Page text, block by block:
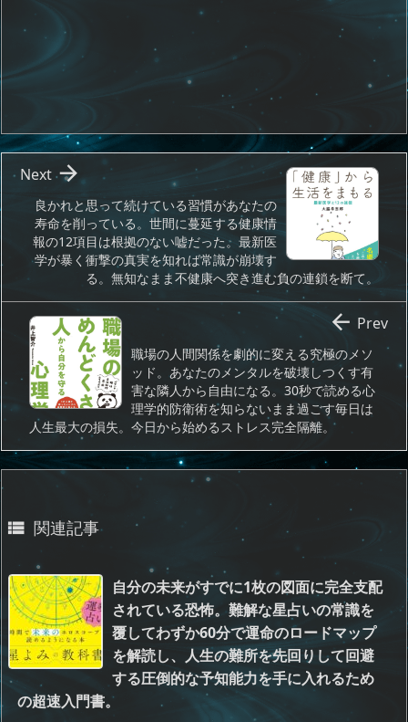
良かれと思って続けている習慣があなたの
寿命を削っている。世間に蔓延する健康情
報の12項目は根拠のない嘘だった。最新医
学が暴く衝撃の真実を知れば常識が崩壊す
る。無知なまま不健康へ突き進む負の連鎖を断て。

Next
職場の人間関係を劇的に変える究極のメソ
ッド。あなたのメンタルを破壊しつくす有
害な隣人から自由になる。30秒で読める心
理学的防衛術を知らないまま過ごす毎日は
人生最大の損失。今日から始めるストレス完全隔離。
 Prev
 関連記事
自分の未来がすでに1枚の図面に完全支配
されている恐怖。難解な星占いの常識を
覆してわずか60分で運命のロードマップ
を解読し、人生の難所を先回りして回避
する圧倒的な予知能力を手に入れるため
の超速入門書。